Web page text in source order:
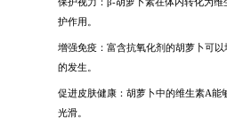
护作用。
增强免疫：富含抗氧化剂的胡萝卜可
的发生。
促进皮肤健康：胡萝卜中的维生素A能
光滑。